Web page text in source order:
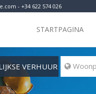
- +34 622 574 026
STARTPAGINA
VERHUUR 